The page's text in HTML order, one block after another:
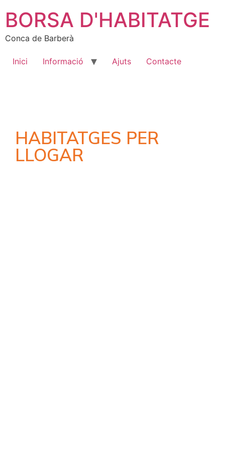
BORSA D'HABITATGE
Conca de Barberà
Inici Informació Ajuts Contacte
HABITATGES PER
LLOGAR